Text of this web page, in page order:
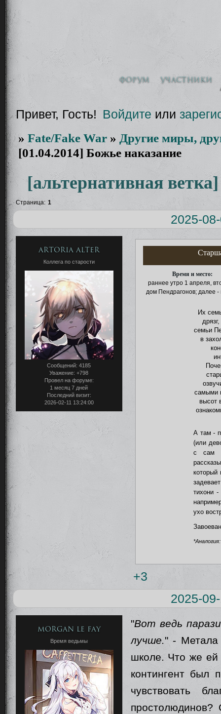
Форум Участники
Привет, Гость! Войдите или
» Fate/Fake War » Другие миры,
[01.04.2014] Божье наказание
[альтернативная
Страница: 1
2025-
Artoria Alter
Коллега по старости
Сообщений: 4185
Уважение: +798
Провел на форуме:
1 месяц 7 дней
Последний визит:
2026-02-11 13:24:00
Время и место:
раннее утро 1 апреля,
дом Пендрагонов; далее
Их
семьи
в
самыми
высот
А там -
(или
с сам
который
тихони
ухо
+3
2025-
Morgan le Fay
Время ведьмы
"Вот ведь
лучше." - Метала
школе. Что же ей
контингент был
чувствовать